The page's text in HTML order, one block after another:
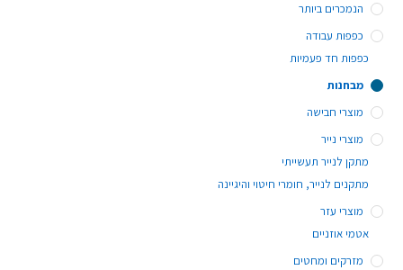
הנמכרים ביותר
כפפות עבודה
כפפות חד פעמיות
מבחנות
מוצרי חבישה
מוצרי נייר
מתקן לנייר תעשייתי
מתקנים לנייר, חומרי חיטוי והיגיינה
מוצרי עזר
אטמי אוזניים
מזרקים ומחטים